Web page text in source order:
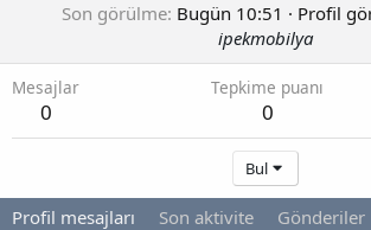
Son görülme Bugün 10:51 · Profil
ipekmobilya
Mesajlar
0
Tepkime puanı
0
Bul
Profil mesajları Son aktivite Gönderiler